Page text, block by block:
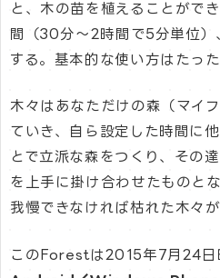
と、木の苗を植えることがで
間（30分〜2時間で5分単位）
する。基本的な使い方はたった
木々はあなただけの森（マイ
ていき、自ら設定した時間に
とで立派な森をつくり、その
を上手に掛け合わせたものと
我慢できなければ枯れた木々
このForestは2015年7月24日